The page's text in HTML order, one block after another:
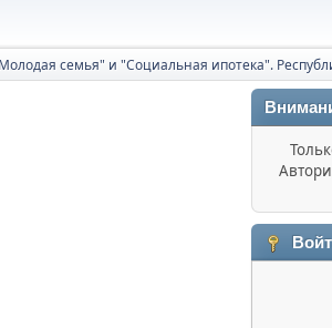
семья" и "Социальная ипотека".